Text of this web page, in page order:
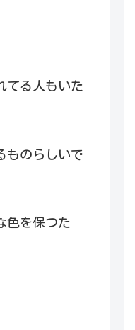
てる人もいた
ものらしいで
色を保つた